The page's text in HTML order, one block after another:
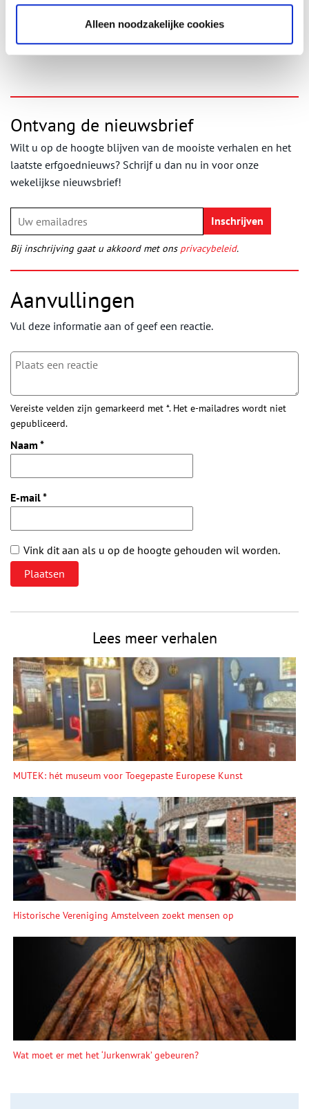
Alleen noodzakelijke cookies
Publicatiedatum: 31/07/2011
Ontvang de nieuwsbrief
Wilt u op de hoogte blijven van de mooiste verhalen en het
laatste erfgoednieuws? Schrijf u dan nu in voor onze
wekelijkse nieuwsbrief!
Bij inschrijving gaat u akkoord met ons privacybeleid.
Aanvullingen
Vul deze informatie aan of geef een reactie.
Vereiste velden zijn gemarkeerd met *. Het e-mailadres wordt niet
gepubliceerd.
Naam *
E-mail*
Vink dit aan als u op de hoogte gehouden wil worden.
Lees meer verhalen
MUTEK: hét museum voor Toegepaste Europese Kunst
Historische Vereniging Amstelveen zoekt mensen op
Wat moet er met het ‘Jurkenwrak’ gebeuren?